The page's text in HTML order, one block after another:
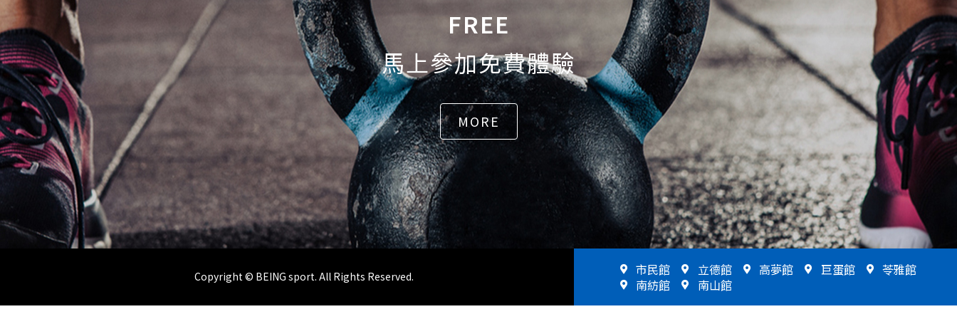
FREE
馬上參加免費體驗
MORE
Copyright © BEING sport. All Rights Reserved. 市民館 立德館 高夢館 巨蛋館
苓雅館
南紡館
南山館